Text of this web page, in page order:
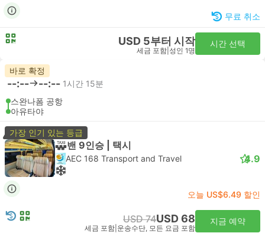
무료 취소
USD 5부터 시작
세금 포함 성인 1명
시간 선택
바로 확정
--:-- --:-- 1시간 15분
스완나폼 공항
아유타야
가장 인기 있는 등급
밴 9인승 | 택시
AEC 168 Transport and Travel 4.9
오늘 US$6.49 할인
USD 74USD 68
세금 포함 운송수단, 모든 요금 포함
지금 예약